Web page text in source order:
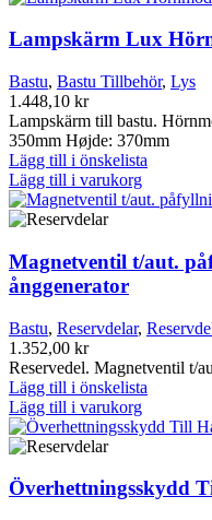
Lampskärm Lux
Bastu, Bastu Tillbehör, Lys
1.448,10 kr
Lampskärm till bastu.
350mm Højde: 370mm
Lägg till i önskelista
Lägg till i varukorg
Magnetventil t/aut.
ånggenerator
Bastu, Reservdelar,
1.352,00 kr
Reservedel. Magnetventil t/
Lägg till i önskelista
Lägg till i varukorg
Överhettningsskydd